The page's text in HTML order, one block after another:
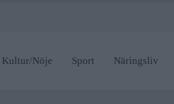
Kultur/Nöje Sport Näringsliv